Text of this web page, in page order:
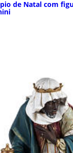
de Natal com